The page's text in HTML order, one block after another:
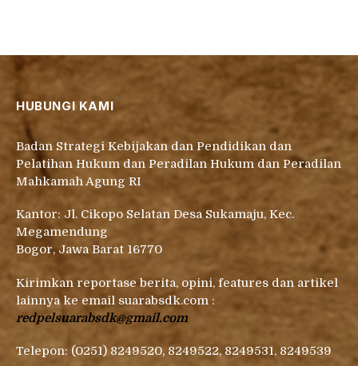
HUBUNGI KAMI
Badan Strategi Kebijakan dan Pendidikan dan
Pelatihan Hukum dan Peradilan Hukum dan Peradilan
Mahkamah Agung RI
Kantor: Jl. Cikopo Selatan Desa Sukamaju, Kec.
Megamendung
Bogor, Jawa Barat 16770
Kirimkan reportase berita, opini, features dan artikel
lainnya ke email suarabsdk.com :
redpelsuarabsdk@gmail.com
Telepon: (0251) 8249520, 8249522, 8249531, 8249539